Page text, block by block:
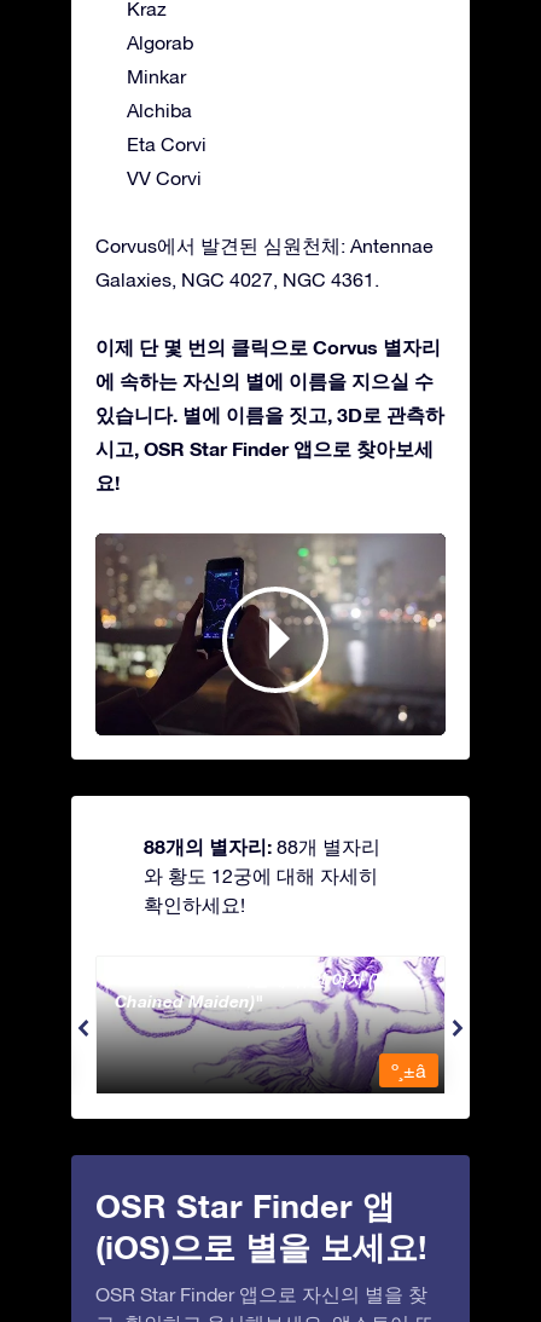
Kraz
Algorab
Minkar
Alchiba
Eta Corvi
VV Corvi
Corvus에서 발견된 심원천체: Antennae
Galaxies, NGC 4027, NGC 4361.
이제 단 몇 번의 클릭으로 Corvus 별자리
에 속하는 자신의 별에 이름을 지으실 수
있습니다. 별에 이름을 짓고, 3D로 관측하
시고, OSR Star Finder 앱으로 찾아보세
요!
88개의 별자리: 88개 별자리
와 황도 12궁에 대해 자세히
확인하세요!
Andromeda - 사슬에 묶인 여자 (The
Chained Maiden)
º¸±â
OSR Star Finder 앱
(iOS)으로 별을 보세요!
OSR Star Finder 앱으로 자신의 별을 찾